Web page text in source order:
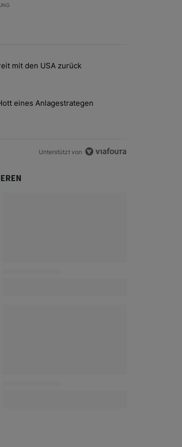
kommentierten Artikel der letzten 7 days.
im Handelsstreit mit den USA zurück" mit 2
mit den USA zurück
Hüst-und-Hott eines Anlagestrategen" mit 2
eines Anlagestrategen
Unterstützt von